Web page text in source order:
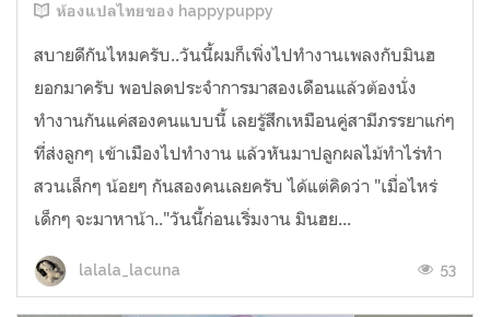
ห้องแปลไทยของ happypuppy
สบายดีกันไหมครับ..วันนี้ผมก็เพิ่งไปทำงานเพลงกับมินฮ
ยอกมาครับ พอปลดประจำการมาสองเดือนแล้วต้องนั่ง
ทำงานกันแค่สองคนแบบนี้ เลยรู้สึกเหมือนคู่สามีภรรยาแก่ๆ
ที่ส่งลูกๆ เข้าเมืองไปทำงาน แล้วหันมาปลูกผลไม้ทำไร่ทำ
สวนเล็กๆ น้อยๆ กันสองคนเลยครับ ได้แต่คิดว่า "เมื่อไหร่
เด็กๆ จะมาหาน้า.."วันนี้ก่อนเริ่มงาน มินฮย...
lalala_lacuna 53